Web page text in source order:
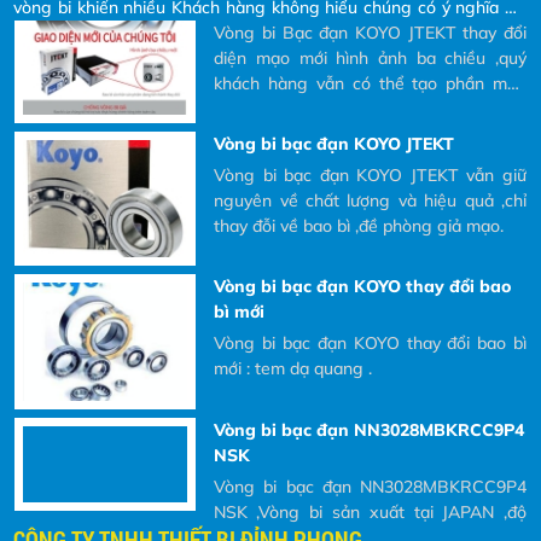
vòng bi khiến nhiều Khách hàng không hiểu chúng có ý nghĩa gì?
và tại sao phải đọc các ký hiệu đó ra khi Khách hàng có nhu cầu
mua và yêu cầu bên nhà cung cấp báo giá.
và tại sao phải đọc các ký hiệu đó ra khi
Khách hàng có nhu cầu mua và yêu cầu
bên nhà cung cấp báo giá.
Vòng bi Bạc đạn KOYO JTEKT thay đổi
diện mạo mới hình ảnh ba chiều ,quý
khách hàng vẫn có thể tạo phần mền
Vòng bi bạc đạn KOYO JTEKT
Vòng bi bạc đạn KOYO JTEKT vẫn giữ
nguyên về chất lượng và hiệu quả ,chỉ
thay đỗi về bao bì ,đề phòng giả mạo.
Vòng bi bạc đạn KOYO thay đổi bao
bì mới
Vòng bi bạc đạn KOYO thay đổi bao bì
mới : tem dạ quang .
Vòng bi bạc đạn NN3028MBKRCC9P4
NSK
Vòng bi bạc đạn NN3028MBKRCC9P4
NSK ,Vòng bi sản xuất tại JAPAN ,độ